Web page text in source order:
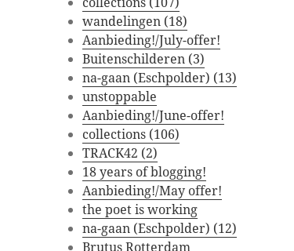
wandelingen (18)
Aanbieding!/July-offer!
Buitenschilderen (3)
na-gaan (Eschpolder) (13)
unstoppable
Aanbieding!/June-offer!
collections (106)
TRACK42 (2)
18 years of blogging!
Aanbieding!/May offer!
the poet is working
na-gaan (Eschpolder) (12)
Brutus Rotterdam